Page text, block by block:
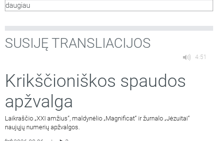
daugiau
SUSIJĘ TRANSLIACIJOS
4:51
Krikščioniškos spaudos
apžvalga
Laikraščio „XXI amžius“, maldynėlio „Magnificat“ ir žurnalo „Jėzuitai“
naujųjų numerių apžvalgos.